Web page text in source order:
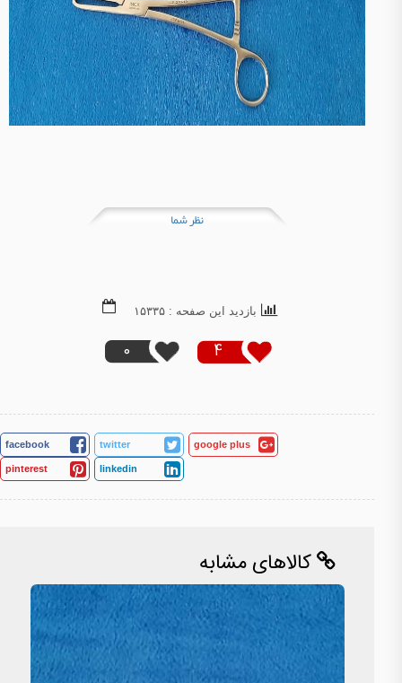
نظر شما
4
0
بازدید این صفحه : ۱۵۳۳۵
facebook twitter google plus
pinterest linkedin
کالاهای مشابه